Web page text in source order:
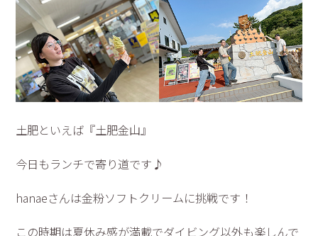
土肥といえば『土肥金山』
今日もランチで寄り道です♪
hanaeさんは金粉ソフトクリームに挑戦です！
この時期は夏休み感が満載でダイビング以外も楽しんで